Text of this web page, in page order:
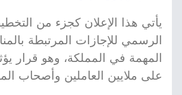
يأتي هذا الإعلان كجزء من
الرسمي للإجازات المرتبطة
المهمة في المملكة، وهو قرار
على ملايين العاملين وأصحاب